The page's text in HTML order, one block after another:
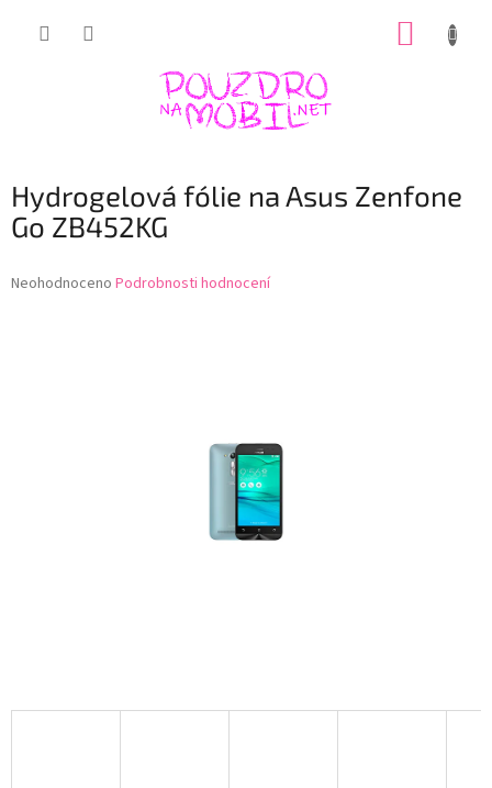
Hydrogelová fólie na Asus Zenfone
Go ZB452KG
Průměrné
Neohodnoceno Podrobnosti hodnocení